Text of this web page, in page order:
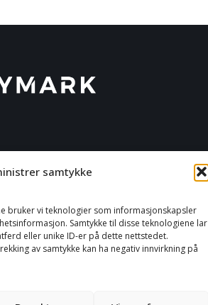
samtykke
bruker vi teknologier som informasjonskapsler
Samtykke til disse teknologiene lar
eller unike ID-er på dette nettstedet.
av samtykke kan ha negativ innvirkning på